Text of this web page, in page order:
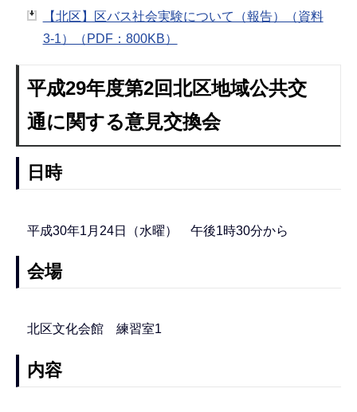
【北区】区バス社会実験について（報告）（資料
3-1）（PDF：800KB）
平成29年度第2回北区地域公共交
通に関する意見交換会
日時
平成30年1月24日（水曜） 午後1時30分から
会場
北区文化会館 練習室1
内容